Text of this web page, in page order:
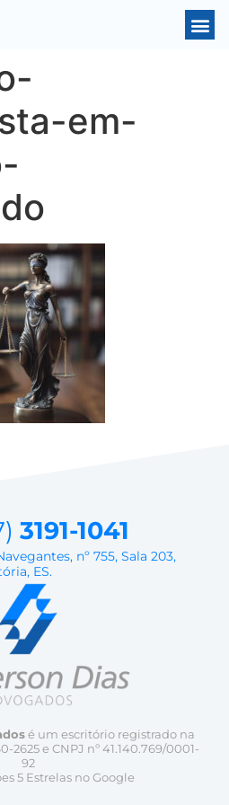
em-
3191-1041
nº 755, Sala 203,
ES.
é um escritório registrado na
2625 e CNPJ nº 41.140.769/0001-
92
5 Estrelas no Google